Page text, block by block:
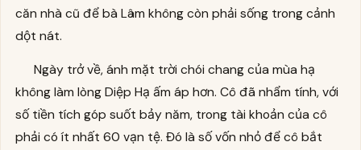
căn nhà cũ để bà Lâm không còn phải sống trong cảnh
dột nát.
Ngày trở về, ánh mặt trời chói chang của mùa hạ
không làm lòng Diệp Hạ ấm áp hơn. Cô đã nhẩm tính, với
số tiền tích góp suốt bảy năm, trong tài khoản của cô
phải có ít nhất 60 vạn tệ. Đó là số vốn nhỏ để cô bắt